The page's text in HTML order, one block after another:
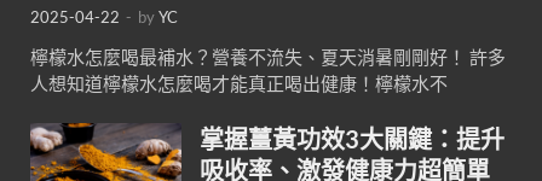
2025-04-22 - byYC
檸檬水怎麼喝最補水？營養不流失、夏天消暑剛剛好！ 許多
人想知道檸檬水怎麼喝才能真正喝出健康！檸檬水不
掌握薑黃功效3大關鍵：提升
吸收率、激發健康力超簡單